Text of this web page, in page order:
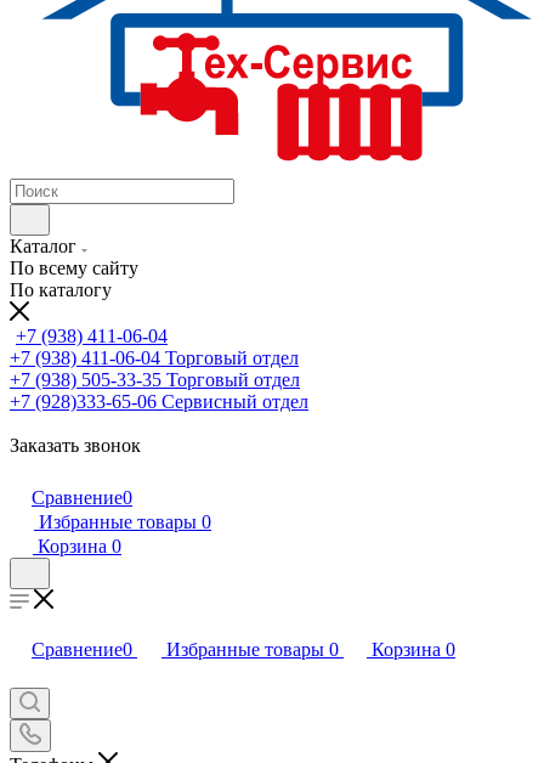
Каталог
По всему сайту
По каталогу
+7 (938) 411-06-04
+7 (938) 411-06-04 Торговый отдел
+7 (938) 505-33-35 Торговый отдел
+7 (928)333-65-06 Сервисный отдел
Заказать звонок
Сравнение0
Избранные товары 0
Корзина 0
Сравнение0 Избранные товары 0 Корзина 0